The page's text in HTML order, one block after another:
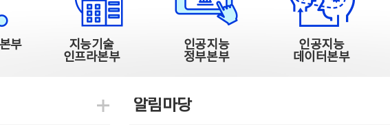
부
지능기술
인프라본부
인공지능
정부본부
인공지능
데이터본부
지식관련 더보기
알림마당